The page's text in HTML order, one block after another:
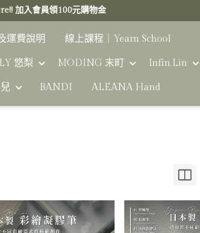
加入會員領100元購物金
運費說明 線上課程｜Yearn School
悠梨 MODING 末町 Infin.Lin
BANDI ALEANA Hand